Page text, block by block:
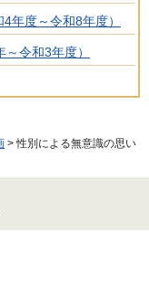
年度～令和8年度）
令和3年度）
> 性別による無意識の思い